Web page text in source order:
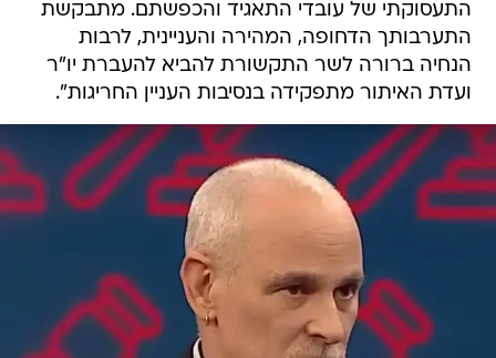
התעסוקתי של עובדי התאגיד והכפשתם. מתבקשת
התערבותך הדחופה, המהירה והעניינית, לרבות
הנחיה ברורה לשר התקשורת להביא להעברת יו"ר
ועדת האיתור מתפקידה בנסיבות העניין החריגות".